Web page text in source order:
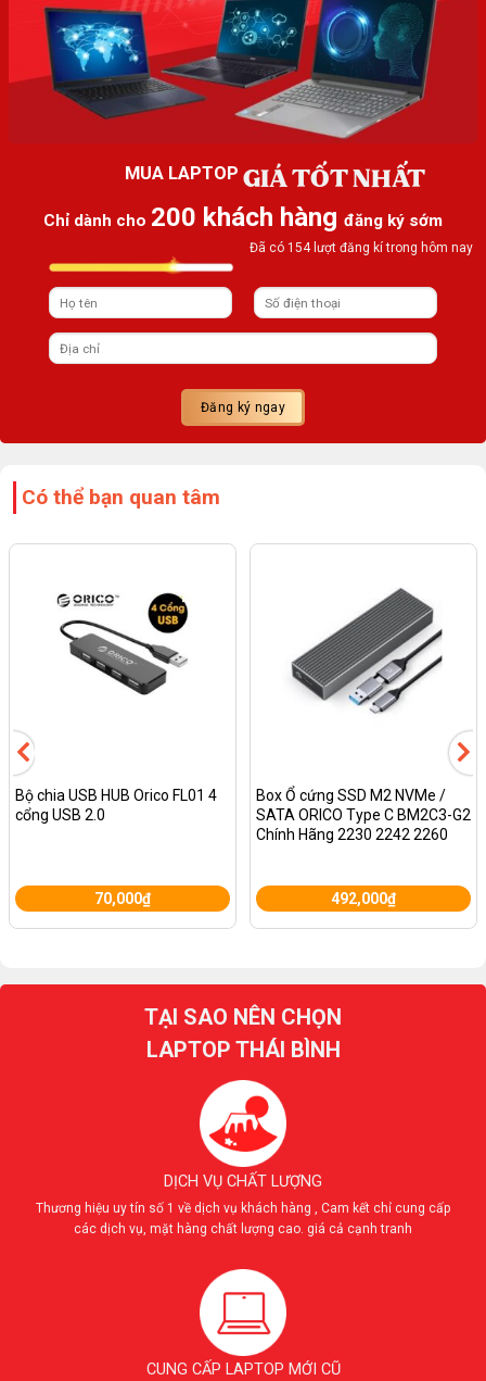
MUA LAPTOP GIÁ TỐT NHẤT
Chỉ dành cho 200 khách hàng đăng ký sớm
Đã có 154 lượt đăng kí trong hôm nay
Có thể bạn quan tâm
Bộ chia USB HUB Orico FL01 4
cổng USB 2.0
70,000₫
Box Ổ cứng SSD M2 NVMe /
SATA ORICO Type C BM2C3-G2
Chính Hãng 2230 2242 2260
492,000₫
TẠI SAO NÊN CHỌN
LAPTOP THÁI BÌNH
DỊCH VỤ CHẤT LƯỢNG
Thương hiệu uy tín số 1 về dịch vụ khách hàng , Cam kết chỉ cung cấp
các dịch vụ, mặt hàng chất lượng cao. giá cả cạnh tranh
CUNG CẤP LAPTOP MỚI CŨ